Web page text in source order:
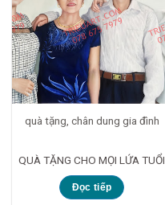
quà tặng, chân dung gia đình
QUÀ TẶNG CHO MỌI LỨA TUỔI
Đọc tiếp